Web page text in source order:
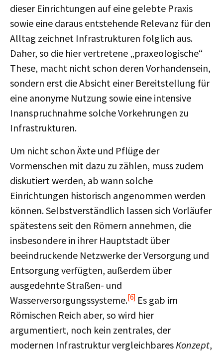
dieser Einrichtungen auf eine gelebte Praxis
sowie eine daraus entstehende Relevanz für den
Alltag zeichnet Infrastrukturen folglich aus.
Daher, so die hier vertretene „praxeologische“
These, macht nicht schon deren Vorhandensein,
sondern erst die Absicht einer Bereitstellung für
eine anonyme Nutzung sowie eine intensive
Inanspruchnahme solche Vorkehrungen zu
Infrastrukturen.
Um nicht schon Äxte und Pflüge der
Vormenschen mit dazu zu zählen, muss zudem
diskutiert werden, ab wann solche
Einrichtungen historisch angenommen werden
können. Selbstverständlich lassen sich Vorläufer
spätestens seit den Römern annehmen, die
insbesondere in ihrer Hauptstadt über
beeindruckende Netzwerke der Versorgung und
Entsorgung verfügten, außerdem über
ausgedehnte Straßen- und
Wasserversorgungssysteme.[6] Es gab im
Römischen Reich aber, so wird hier
argumentiert, noch kein zentrales, der
modernen Infrastruktur vergleichbares Konzept,